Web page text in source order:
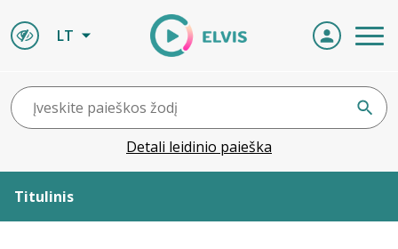
LT
Detali leidinio paieška
Titulinis